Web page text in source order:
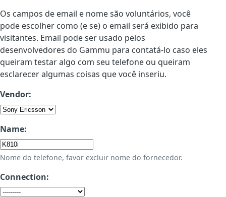
Os campos de email e nome são voluntários, você
pode escolher como (e se) o email será exibido para
visitantes. Email pode ser usado pelos
desenvolvedores do Gammu para contatá-lo caso eles
queiram testar algo com seu telefone ou queiram
esclarecer algumas coisas que você inseriu.
Vendor:
Name:
Nome do telefone, favor excluir nome do fornecedor.
Connection: